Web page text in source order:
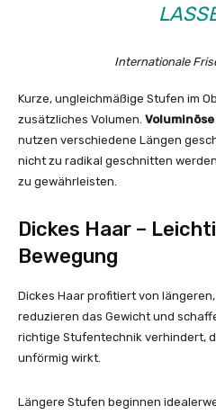
Internationale
Kurze, ungleichmäßige Stufen im
zusätzliches Volumen.
nutzen verschiedene Längen
nicht zu radikal geschnitten
zu gewährleisten.
Dickes Haar –
Bewegung
Dickes Haar profitiert von
reduzieren das Gewicht und
richtige Stufentechnik verhindert,
unförmig wirkt.
Längere Stufen beginnen